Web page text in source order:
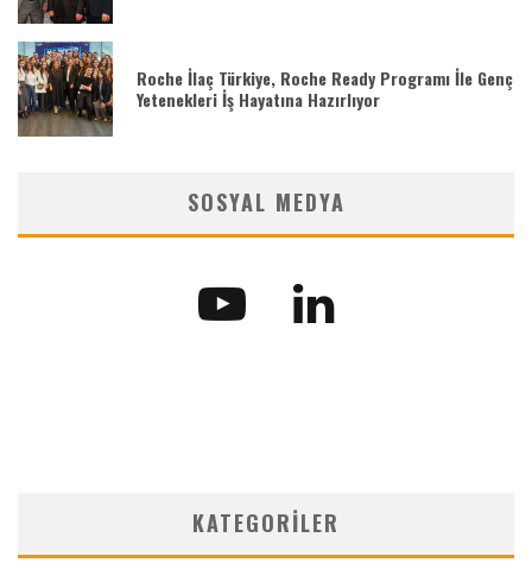
Roche İlaç Türkiye, Roche Ready Programı İle Genç
Yetenekleri İş Hayatına Hazırlıyor
SOSYAL MEDYA
KATEGORILER